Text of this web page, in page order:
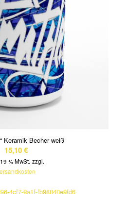
Keramik Becher weiß
15,10€
% MwSt. zzgl.